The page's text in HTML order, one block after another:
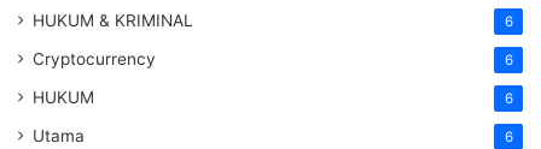
HUKUM & KRIMINAL 6
Cryptocurrency 6
HUKUM 6
Utama 6